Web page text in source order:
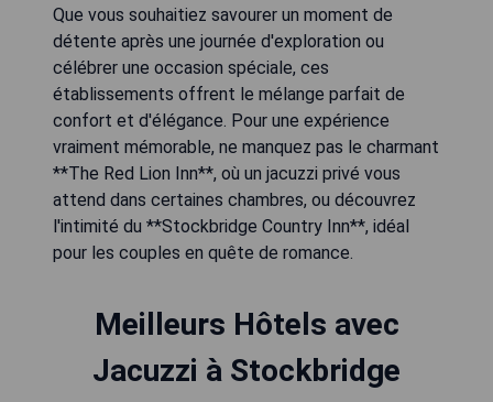
Que vous souhaitiez savourer un moment de
détente après une journée d'exploration ou
célébrer une occasion spéciale, ces
établissements offrent le mélange parfait de
confort et d'élégance. Pour une expérience
vraiment mémorable, ne manquez pas le charmant
**The Red Lion Inn**, où un jacuzzi privé vous
attend dans certaines chambres, ou découvrez
l'intimité du **Stockbridge Country Inn**, idéal
pour les couples en quête de romance.
Meilleurs Hôtels avec
Jacuzzi à Stockbridge